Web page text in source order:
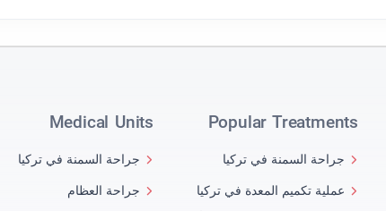
Popular Treatments
جراحة السمنة في تركيا
عملية تكميم المعدة في تركيا
Medical Units
جراحة السمنة في تركيا
جراحة العظام